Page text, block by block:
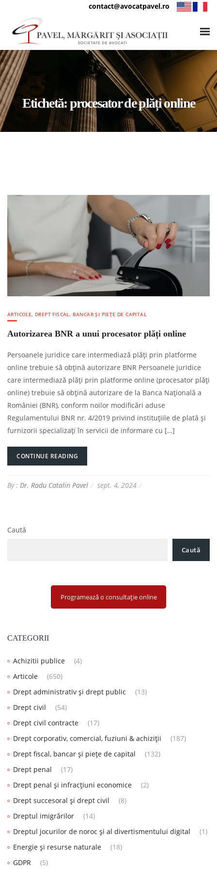
contact@avocatpavel.ro
Etichetă:procesator de plăți online
ARTICOLE, DREPT FISCAL, BANCAR ȘI PIEȚE DE CAPITAL
Autorizarea BNR a unui procesator plăți online
Persoanele juridice care intermediază plăți prin platforme
online trebuie să obțină autorizare BNR Persoanele juridice
care intermediază plăți prin platforme online (procesator plăți
online) trebuie să obțină autorizare de la Banca Națională a
României (BNR), conform noilor modificări aduse
Regulamentului BNR nr. 4/2019 privind instituțiile de plată și
furnizorii specializați în servicii de informare cu […]
CONTINUE READING
By : Dr. Radu Catalin Pavel sept. 4, 2024
Caută
Caută
Programează o consultație online
CATEGORII
Achizitii publice
(4)
Articole
(650)
Drept administrativ și drept public
(13)
Drept civil
(54)
Drept civil contracte
(17)
Drept corporativ, comercial, fuziuni & achiziții
(187)
Drept fiscal, bancar și piețe de capital
(132)
Drept penal
(17)
Drept penal și infracțiuni economice
(2)
Drept succesoral și drept civil
(8)
Dreptul imigrărilor
(14)
Dreptul jocurilor de noroc și al divertismentului digital
(1)
Energie și resurse naturale
(18)
GDPR
(5)